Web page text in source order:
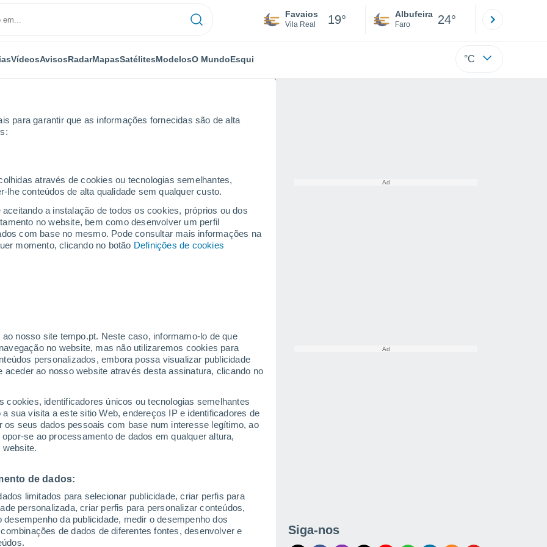
para garantir que as informações fornecidas são de alta
através de cookies ou tecnologias semelhantes,
conteúdos de alta qualidade sem qualquer custo.
a instalação de todos os cookies, próprios ou dos
no website, bem como desenvolver um perfil
com base no mesmo. Pode consultar mais informações na
momento, clicando no botão Definições de cookies
nosso site tempo.pt. Neste caso, informamo-lo de que
no website, mas não utilizaremos cookies para
personalizados, embora possa visualizar publicidade
ao nosso website através desta assinatura, clicando no
cookies, identificadores únicos ou tecnologias semelhantes
sua visita a este sitio Web, endereços IP e identificadores de
seus dados pessoais com base num interesse legítimo, ao
se ao processamento de dados em qualquer altura,
de dados:
limitados para selecionar publicidade, criar perfis para
personalizada, criar perfis para personalizar conteúdos,
da publicidade, medir o desempenho dos
de dados de diferentes fontes, desenvolver e
Favaios
Vila Real 19° Albufeira
Faro 24°
VídeosAvisosRadarMapasSatélitesModelosO MundoEsqui °C
...
24%
Por horas
de Chuva Satélites Modelos
Terça
Ago.
Quarta
12 Ago.
13 Ago.
14 Ago.
Siga-nos